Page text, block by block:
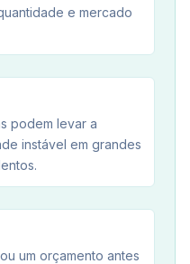
e mercado
podem levar a
instável em grandes
um orçamento antes